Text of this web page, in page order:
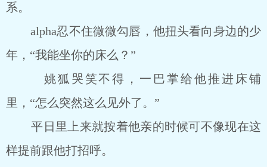
系。
alpha忍不住微微勾唇，他扭头看向身边的少
年，“我能坐你的床么？”
姚狐哭笑不得，一巴掌给他推进床铺
里，“怎么突然这么见外了。”
平日里上来就按着他亲的时候可不像现在这
样提前跟他打招呼。